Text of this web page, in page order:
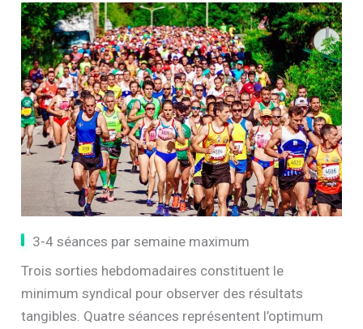
3-4 séances par semaine maximum
Trois sorties hebdomadaires constituent le
minimum syndical pour observer des résultats
tangibles. Quatre séances représentent l’optimum